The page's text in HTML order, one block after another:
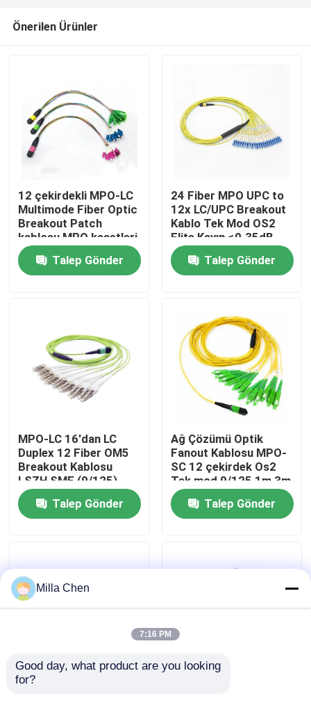
Ürünler
Hakkımızda
Fabrika turu
Kalite kontrol
Bize Ulaşın
Vakalar
Önerilen Ürünler
12 çekirdekli MPO-LC
Multimode Fiber Optic
Breakout Patch
kablosu MPO kasetleri
ve modüler kablolar
için 0.9mmTalep Gönder
24 Fiber MPO UPC to
12x LC/UPC Breakout
Kablo Tek Mod OS2
Elite Kayıp ≤0.35dB
Tip B LSZH 3.0mm
Talep Gönder
MPO-LC 16'dan LC
Duplex 12 Fiber OM5
Breakout Kablosu
LSZH SMF (9/125)
400G 800G Ağı
Talep Gönder
Ağ Çözümü Optik
Fanout Kablosu MPO-
SC 12 çekirdek Os2
Tek mod 9/125 1m 3m
5m Tip A MPO
Breakout Fiber Patch
Cord
Talep Gönder
MPO-SC 16Fiber
Milla Chen
7:16 PM
Good day, what product are you looking
for?